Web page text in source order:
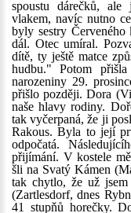
spoustu dárečků, ale
vlakem, navíc nutno
byly sestry
dál. Otec umíral.
dítě, ty ještě matce
hudbu." Potom
narozeniny 29.
přišlo později. Dora
naše hlavy rodiny.
tak vyčerpaná, že ji
Rakous. Byla to její
odpočatá.
přijímání. V kostele
šli na Svatý Kámen
tak chytlo, že už
(Zartlesdorf, dnes
41 stupňů horečky.